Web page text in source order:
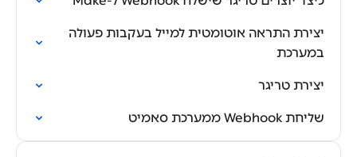
יצירת התראה אוטומטית למייל בעקבות פעולה
במערכת
יצירת טריגר
שליחת Webhook ממערכת סאמיט